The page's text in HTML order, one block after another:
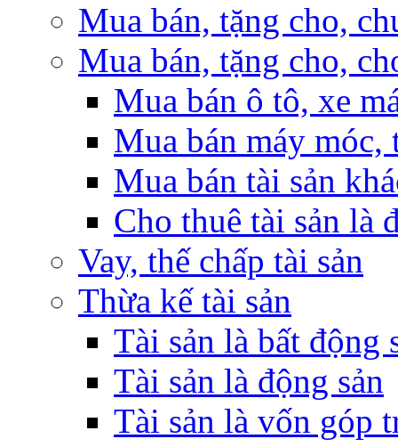
Mua bán, tặng cho,
Mua bán, tặng cho,
Mua bán ô tô, xe
Mua bán máy móc,
Mua bán tài sản
Cho thuê tài sản là
Vay, thế chấp tài sản
Thừa kế tài sản
Tài sản là bất động
Tài sản là động sản
Tài sản là vốn góp